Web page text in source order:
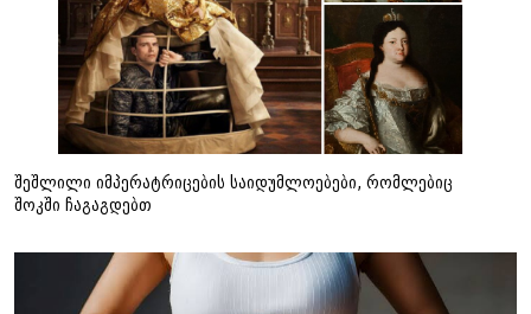
შეშლილი იმპერატრიცების საიდუმლოებები, რომლებიც
შოკში ჩაგაგდებთ